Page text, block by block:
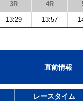
3R 4R
13:29 13:57
直前情報
レースタイム